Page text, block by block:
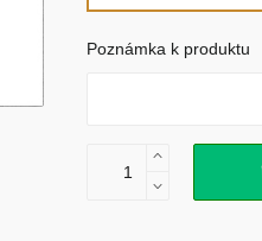
Poznámka k produktu